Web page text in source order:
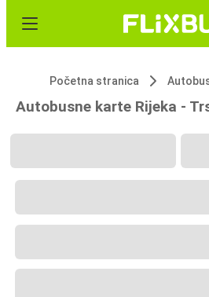
Početna stranica
Autobusne karte Rijeka -